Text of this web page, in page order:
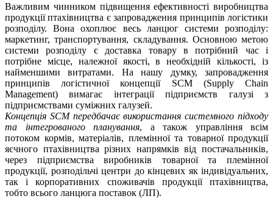
Важливим чинником підвищення ефективності виробництва
продукції птахівництва є запровадження принципів логістики
розподілу. Вона охоплює весь ланцюг системи розподілу:
маркетинг, транспортування, складування. Основною метою
системи розподілу є доставка товару в потрібний час і
потрібне місце, належної якості, в необхідній кількості, із
найменшими витратами. На нашу думку, запровадження
принципів логістичної концепції SCM (Supply Chain
Management) вимагає інтеграції підприємств галузі з
підприємствами суміжних галузей.
Концепція SCM передбачає використання системного підходу
та інтегрованого планування, а також управління всім
потоком кормів, матеріалів, племінної та товарної продукції
яєчного птахівництва різних напрямків від постачальників,
через підприємства виробників товарної та племінної
продукції, розподільчі центри до кінцевих як індивідуальних,
так і корпоративних споживачів продукції птахівництва,
тобто всього ланцюга поставок (ЛП).